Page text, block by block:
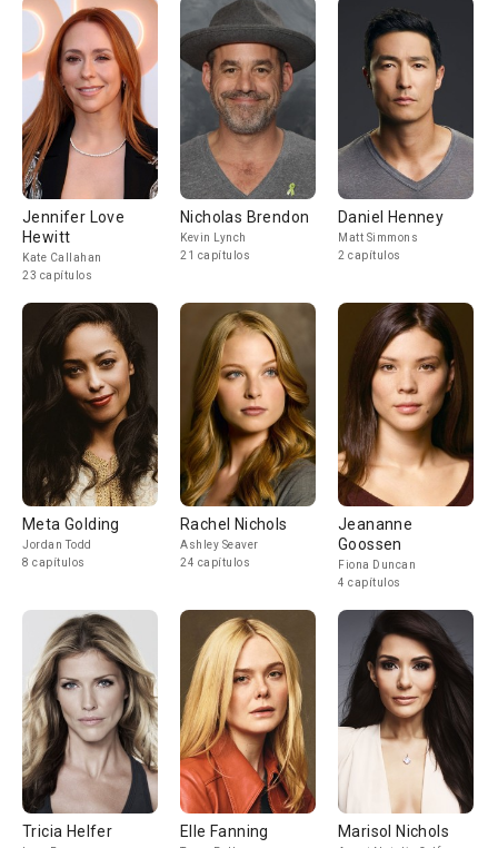
Jennifer Love
Hewitt
Kate Callahan
23 capítulos
Nicholas Brendon
Kevin Lynch
21 capítulos
Daniel Henney
Matt Simmons
2 capítulos
Meta Golding
Jordan Todd
8 capítulos
Rachel Nichols
Ashley Seaver
24 capítulos
Jeananne
Goossen
Fiona Duncan
4 capítulos
Tricia Helfer Elle Fanning Marisol Nichols